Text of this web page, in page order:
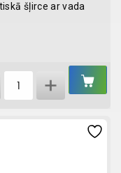
šļirce ar vada